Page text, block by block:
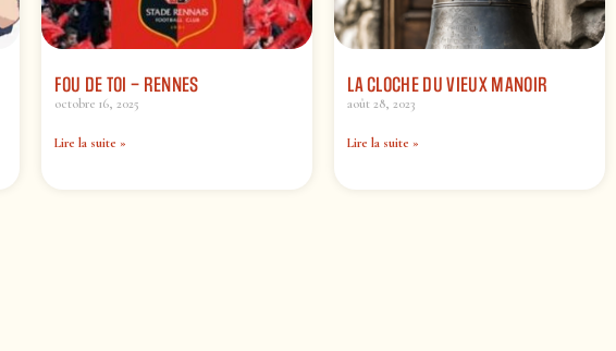
FOU DE TOI – RENNES
octobre 16, 2025
Lire la suite »
LA CLOCHE DU VIEUX MANOIR
août 28, 2023
Lire la suite »